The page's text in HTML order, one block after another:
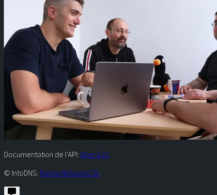
Documentation de l'API:Aller à V1
© IntoDNS: Raiola Networks SL.